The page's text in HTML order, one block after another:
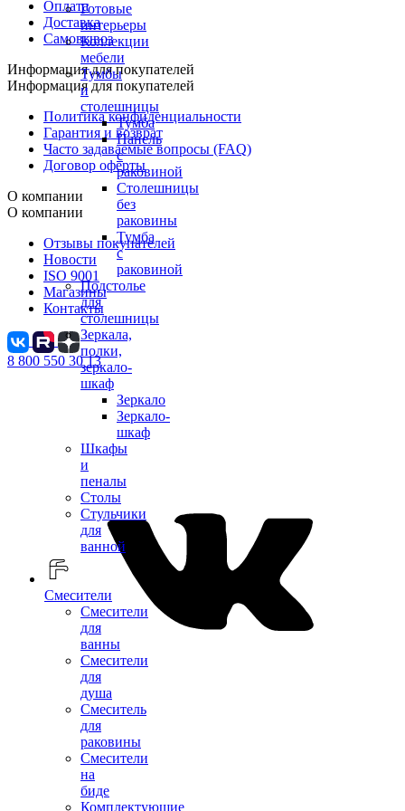
Готовые
интерьеры
Коллекции
мебели
Тумбы
и
столешницы
Тумба
Панель
с
раковиной
Столешницы
без
раковины
Тумба
с
раковиной
Подстолье
для
столешницы
Зеркала,
полки,
зеркало-
шкаф
Зеркало
Зеркало-
шкаф
Шкафы
и
пеналы
Столы
Стульчики
для
ванной
Смесители
Смесители
для
ванны
Смесители
для
душа
Смеситель
для
раковины
Смесители
на
биде
Комплектующие
Оплата
Доставка
Самовывоз
Информация для покупателей
Информация для покупателей
Политика конфиденциальности
Гарантия и возврат
Часто задаваемые вопросы (FAQ)
Договор оферты
О компании
О компании
Отзывы покупателей
Новости
ISO 9001
Магазины
Контакты
8 800 550 30 13